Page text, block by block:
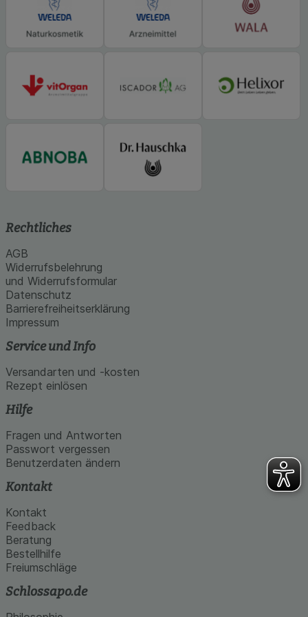
Rechtliches
AGB
Widerrufsbelehrung
und Widerrufsformular
Datenschutz
Barrierefreiheitserklärung
Impressum
Service und Info
Versandarten und -kosten
Rezept einlösen
Hilfe
Fragen und Antworten
Passwort vergessen
Benutzerdaten ändern
Kontakt
Kontakt
Feedback
Beratung
Bestellhilfe
Freiumschläge
Schlossapo.de